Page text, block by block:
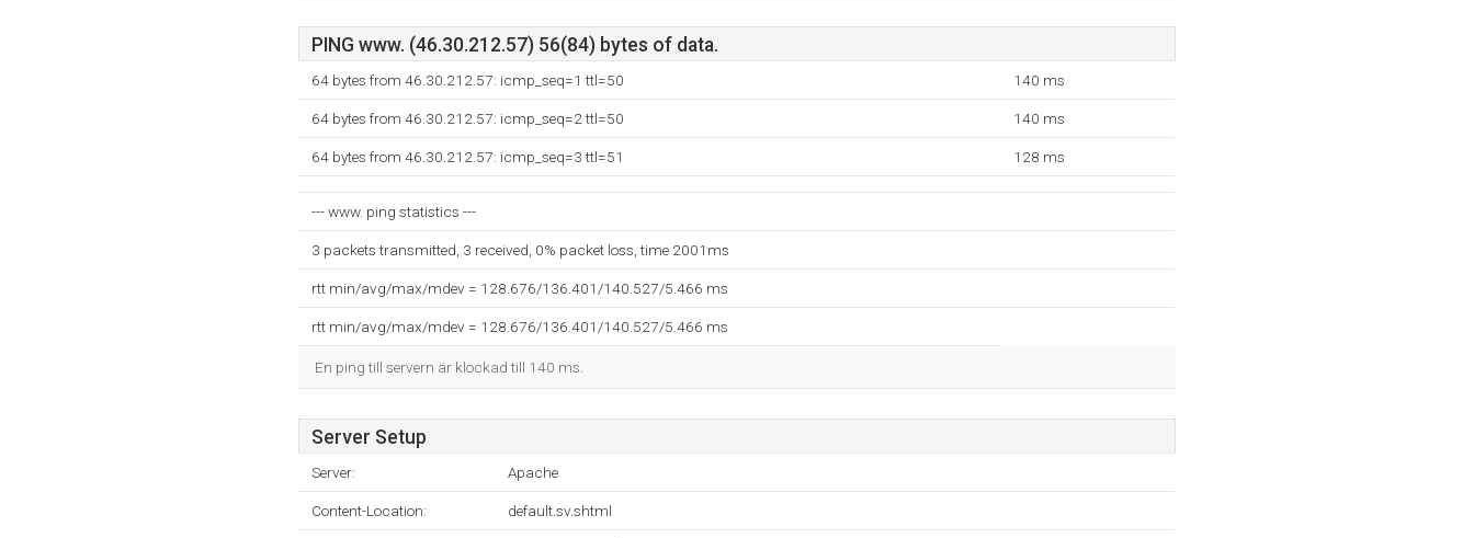
PING www. (46.30.212.57) 56(84) bytes of data.
64 bytes from 46.30.212.57: icmp_seq=1 ttl=50 140 ms
64 bytes from 46.30.212.57: icmp_seq=2 ttl=50 140 ms
64 bytes from 46.30.212.57: icmp_seq=3 ttl=51 128 ms
--- www. ping statistics ---
3 packets transmitted, 3 received, 0% packet loss, time 2001ms
rtt min/avg/max/mdev = 128.676/136.401/140.527/5.466 ms
rtt min/avg/max/mdev = 128.676/136.401/140.527/5.466 ms
En ping till servern är klockad till 140 ms.
Server Setup
Server: Apache
Content-Location: default.sv.shtml